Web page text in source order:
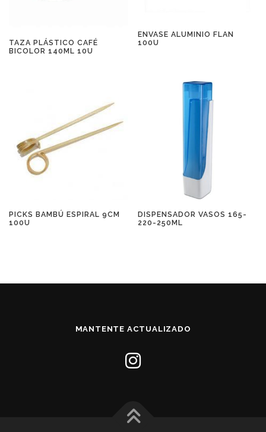
TAZA PLÁSTICO CAFÉ
BICOLOR 140ML 10U
ENVASE ALUMINIO FLAN
100U
PICKS BAMBÚ ESPIRAL 9CM
100U
DISPENSADOR VASOS 165-
220-250ML
MANTENTE ACTUALIZADO